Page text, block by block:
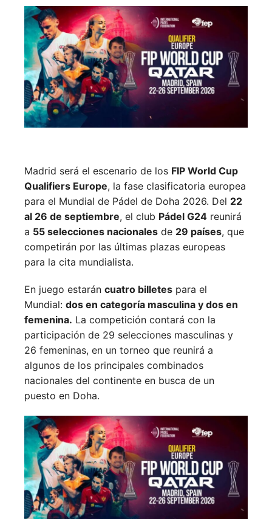
Madrid será el escenario de los FIP World Cup
Qualifiers Europe, la fase clasificatoria europea
para el Mundial de Pádel de Doha 2026. Del 22
al 26 de septiembre, el club Pádel G24 reunirá
a 55 selecciones nacionales de 29 países, que
competirán por las últimas plazas europeas
para la cita mundialista.
En juego estarán cuatro billetes para el
Mundial: dos en categoría masculina y dos en
femenina. La competición contará con la
participación de 29 selecciones masculinas y
26 femeninas, en un torneo que reunirá a
algunos de los principales combinados
nacionales del continente en busca de un
puesto en Doha.